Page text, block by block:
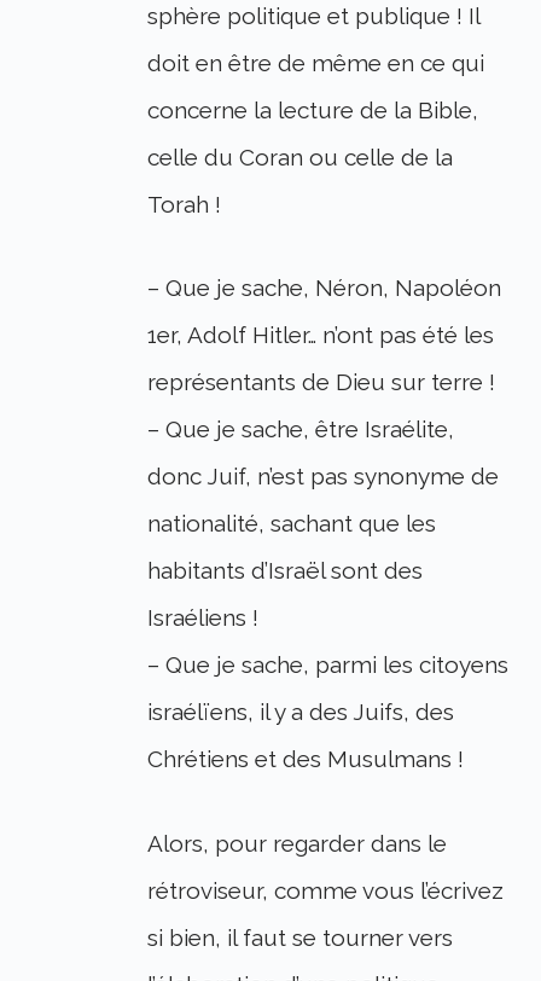
sphère politique et publique ! Il
doit en être de même en ce qui
concerne la lecture de la Bible,
celle du Coran ou celle de la
Torah !
– Que je sache, Néron, Napoléon
1er, Adolf Hitler… n’ont pas été les
représentants de Dieu sur terre !
– Que je sache, être Israélite,
donc Juif, n’est pas synonyme de
nationalité, sachant que les
habitants d’Israël sont des
Israéliens !
– Que je sache, parmi les citoyens
israélïens, il y a des Juifs, des
Chrétiens et des Musulmans !
Alors, pour regarder dans le
rétroviseur, comme vous l’écrivez
si bien, il faut se tourner vers